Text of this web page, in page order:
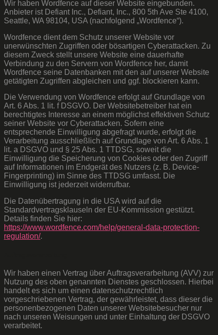
Wir haben Wordfence auf dieser Website eingebunden.
Anbieter ist Defiant Inc., Defiant, Inc., 800 5th Ave Ste 4100,
Seattle, WA 98104, USA (nachfolgend „Wordfence“).
Wordfence dient dem Schutz unserer Website vor
unerwünschten Zugriffen oder bösartigen Cyberattacken. Zu
diesem Zweck stellt unsere Website eine dauerhafte
Verbindung zu den Servern von Wordfence her, damit
Wordfence seine Datenbanken mit den auf unserer Website
getätigten Zugriffen abgleichen und ggf. blockieren kann.
Die Verwendung von Wordfence erfolgt auf Grundlage von
Art. 6 Abs. 1 lit. f DSGVO. Der Websitebetreiber hat ein
berechtigtes Interesse an einem möglichst effektiven Schutz
seiner Website vor Cyberattacken. Sofern eine
entsprechende Einwilligung abgefragt wurde, erfolgt die
Verarbeitung ausschließlich auf Grundlage von Art. 6 Abs. 1
lit. a DSGVO und § 25 Abs. 1 TTDSG, soweit die
Einwilligung die Speicherung von Cookies oder den Zugriff
auf Informationen im Endgerät des Nutzers (z. B. Device-
Fingerprinting) im Sinne des TTDSG umfasst. Die
Einwilligung ist jederzeit widerrufbar.
Die Datenübertragung in die USA wird auf die
Standardvertragsklauseln der EU-Kommission gestützt.
Details finden Sie hier:
https://www.wordfence.com/help/general-data-protection-
regulation/.
Wir haben einen Vertrag über Auftragsverarbeitung (AVV) zur
Nutzung des oben genannten Dienstes geschlossen. Hierbei
handelt es sich um einen datenschutzrechtlich
vorgeschriebenen Vertrag, der gewährleistet, dass dieser die
personenbezogenen Daten unserer Websitebesucher nur
nach unseren Weisungen und unter Einhaltung der DSGVO
verarbeitet.